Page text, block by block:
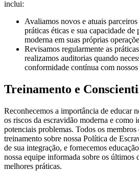
inclui:
Avaliamos novos e atuais parceiros
práticas éticas e sua capacidade
moderna em suas próprias
Revisamos regularmente as
realizamos auditorias quando
conformidade contínua com nossos
Treinamento e
Reconhecemos a importância de educar
os riscos da escravidão moderna e como
potenciais problemas. Todos os membros
treinamento sobre nossa Política de
de sua integração, e fornecemos
nossa equipe informada sobre os últimos
melhores práticas.